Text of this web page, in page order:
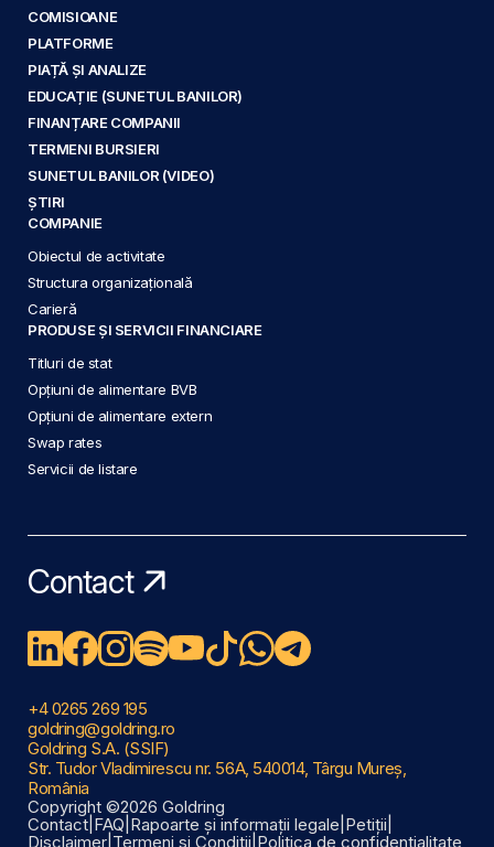
COMISIOANE
PLATFORME
PIAȚĂ ȘI ANALIZE
EDUCAȚIE (SUNETUL BANILOR)
FINANȚARE COMPANII
TERMENI BURSIERI
SUNETUL BANILOR (VIDEO)
ȘTIRI
COMPANIE
Obiectul de activitate
Structura organizațională
Carieră
PRODUSE ȘI SERVICII FINANCIARE
Titluri de stat
Opțiuni de alimentare BVB
Opțiuni de alimentare extern
Swap rates
Servicii de listare
Contact
+4 0265 269 195
goldring@goldring.ro
Goldring S.A. (SSIF)
Str. Tudor Vladimirescu nr. 56A, 540014, Târgu Mureș,
România
Copyright ©2026 Goldring
Contact FAQ Rapoarte și informații legale Petiții
Disclaimer Termeni și Condiții Politica de confidențialitate